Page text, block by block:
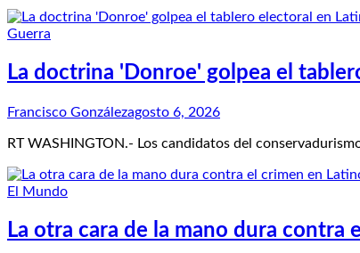
Guerra
La doctrina 'Donroe' golpea el
Francisco Gonzálezagosto 6, 2026
RT WASHINGTON.- Los candidatos del
El Mundo
La otra cara de la mano dura contra